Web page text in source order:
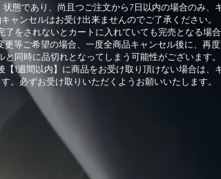
態であり、尚且つご注文から7日以内の場合のみ、
ャンセルはお受け出来ませんのでご了承ください。
をされないとカートに入れていても完売となる場
ご希望の場合、一度全商品キャンセル後に、再度
同時に品切れとなってしまう可能性がございます
1週間以内】に商品をお受け取り頂けない場合は、
。必ずお受け取りいただくようお願いいたします。